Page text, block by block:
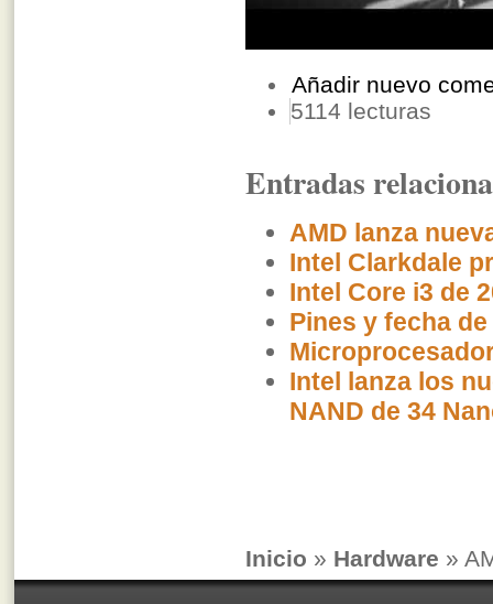
Añadir nuevo
5114 lecturas
Entradas
AMD lanza
Intel Clarkdale
Intel Core i3 de
Pines y fecha
Intel lanza los
NAND de 34
Inicio » Hardware »